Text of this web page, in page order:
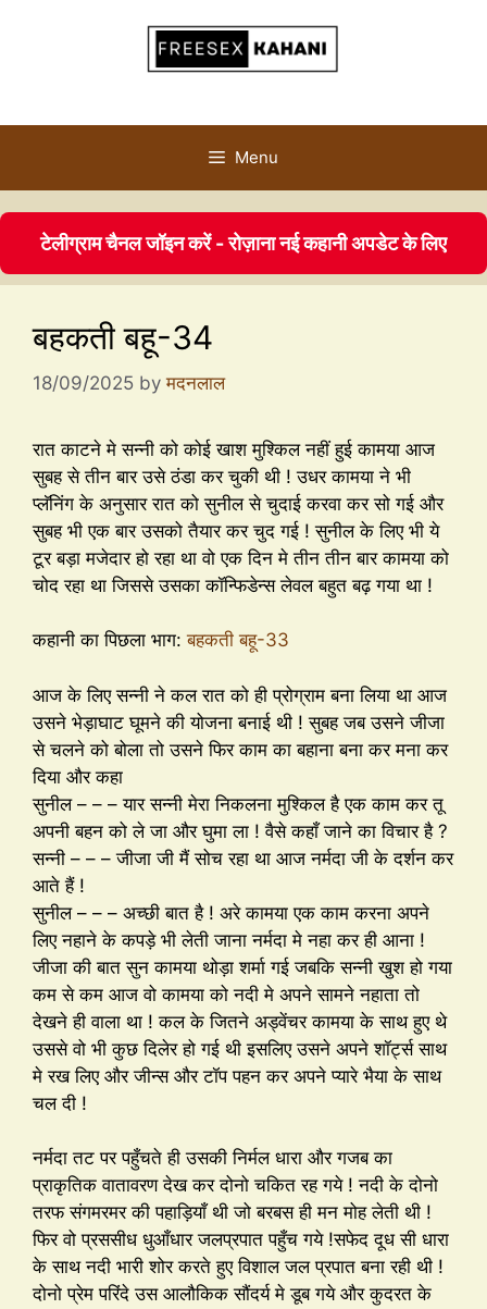
Menu
टेलीग्राम चैनल जॉइन करें - रोज़ाना नई कहानी अपडेट के लिए
बहकती बहू-34
18/09/2025 byमदनलाल
रात काटने मे सन्नी को कोई खाश मुश्किल नहीं हुई कामया आज
सुबह से तीन बार उसे ठंडा कर चुकी थी ! उधर कामया ने भी
प्लॅनिंग के अनुसार रात को सुनील से चुदाई करवा कर सो गई और
सुबह भी एक बार उसको तैयार कर चुद गई ! सुनील के लिए भी ये
टूर बड़ा मजेदार हो रहा था वो एक दिन मे तीन तीन बार कामया को
चोद रहा था जिससे उसका कॉन्फिडेन्स लेवल बहुत बढ़ गया था !
कहानी का पिछला भाग:बहकती बहू-33
आज के लिए सन्नी ने कल रात को ही प्रोग्राम बना लिया था आज
उसने भेड़ाघाट घूमने की योजना बनाई थी ! सुबह जब उसने जीजा
से चलने को बोला तो उसने फिर काम का बहाना बना कर मना कर
दिया और कहा
सुनील – – – यार सन्नी मेरा निकलना मुश्किल है एक काम कर तू
अपनी बहन को ले जा और घुमा ला ! वैसे कहाँ जाने का विचार है ?
सन्नी – – – जीजा जी मैं सोच रहा था आज नर्मदा जी के दर्शन कर
आते हैं !
सुनील – – – अच्छी बात है ! अरे कामया एक काम करना अपने
लिए नहाने के कपड़े भी लेती जाना नर्मदा मे नहा कर ही आना !
जीजा की बात सुन कामया थोड़ा शर्मा गई जबकि सन्नी खुश हो गया
कम से कम आज वो कामया को नदी मे अपने सामने नहाता तो
देखने ही वाला था ! कल के जितने अड्वेंचर कामया के साथ हुए थे
उससे वो भी कुछ दिलेर हो गई थी इसलिए उसने अपने शॉर्ट्स साथ
मे रख लिए और जीन्स और टॉप पहन कर अपने प्यारे भैया के साथ
चल दी !
नर्मदा तट पर पहुँचते ही उसकी निर्मल धारा और गजब का
प्राकृतिक वातावरण देख कर दोनो चकित रह गये ! नदी के दोनो
तरफ संगमरमर की पहाड़ियाँ थी जो बरबस ही मन मोह लेती थी !
फिर वो प्रससीध धुआँधार जलप्रपात पहुँच गये !सफेद दूध सी धारा
के साथ नदी भारी शोर करते हुए विशाल जल प्रपात बना रही थी !
दोनो प्रेम परिंदे उस आलौकिक सौंदर्य मे डूब गये और कुदरत के